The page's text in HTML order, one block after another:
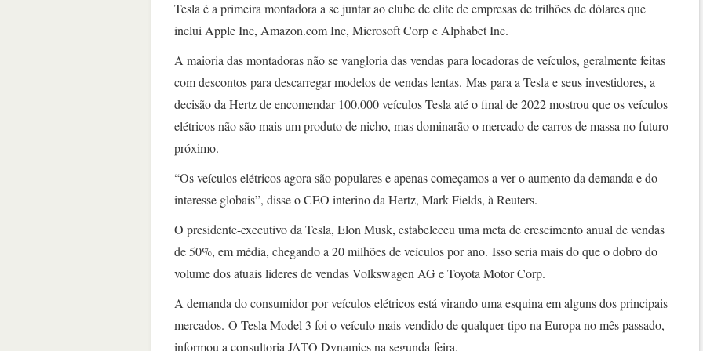
Tesla é a primeira montadora a se juntar ao clube de elite de empresas de trilhões de dólares que
inclui Apple Inc, Amazon.com Inc, Microsoft Corp e Alphabet Inc.
A maioria das montadoras não se vangloria das vendas para locadoras de veículos, geralmente feitas
com descontos para descarregar modelos de vendas lentas. Mas para a Tesla e seus investidores, a
decisão da Hertz de encomendar 100.000 veículos Tesla até o final de 2022 mostrou que os veículos
elétricos não são mais um produto de nicho, mas dominarão o mercado de carros de massa no futuro
próximo.
“Os veículos elétricos agora são populares e apenas começamos a ver o aumento da demanda e do
interesse globais”, disse o CEO interino da Hertz, Mark Fields, à Reuters.
O presidente-executivo da Tesla, Elon Musk, estabeleceu uma meta de crescimento anual de vendas
de 50%, em média, chegando a 20 milhões de veículos por ano. Isso seria mais do que o dobro do
volume dos atuais líderes de vendas Volkswagen AG e Toyota Motor Corp.
A demanda do consumidor por veículos elétricos está virando uma esquina em alguns dos principais
mercados. O Tesla Model 3 foi o veículo mais vendido de qualquer tipo na Europa no mês passado,
informou a consultoria JATO Dynamics na segunda-feira.